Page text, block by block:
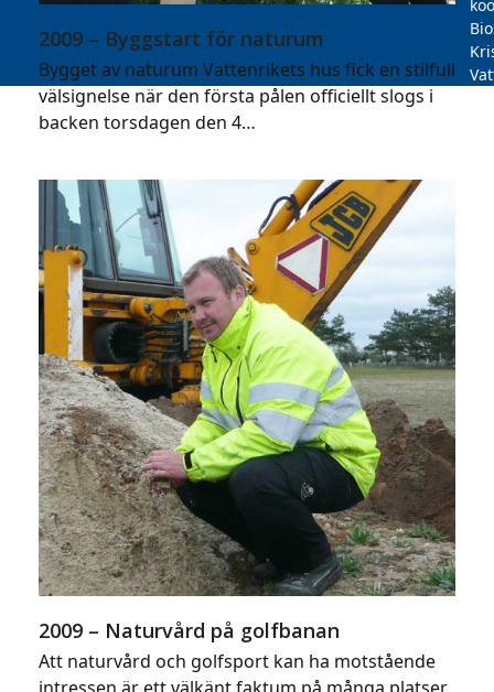
2009 – Byggstart för naturum
Bygget av naturum Vattenrikets hus fick en stilfull
välsignelse när den första pålen officiellt slogs i
backen torsdagen den 4…
2009 – Naturvård på golfbanan
Att naturvård och golfsport kan ha motstående